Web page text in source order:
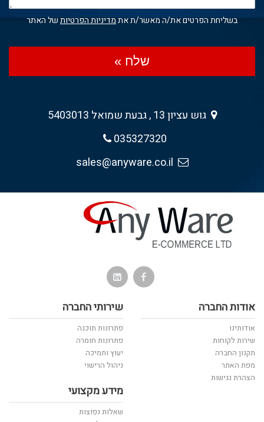
בשליחת הפרטים את/ה מאשר/ת אתמדיניות הפרטיותשל האתר
שלח »
גוש עציון 13 , גבעת שמואל 5403013
035327320
אודות החברה
אודותינו
שירות לקוחות
תקנון החברה
מפת האתר
הצהרת נגישות
שירותי החברה
פתרונות תוכנה
פתרונות חומרה
יעוץ ותמיכה
ניהול הרישוי
מידע מקצועי
שאלות נפוצות